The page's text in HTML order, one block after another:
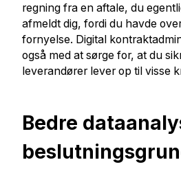
regning fra en aftale, du
afmeldt dig, fordi du havde
fornyelse. Digital
også med at sørge for, at du
leverandører lever op til visse
Bedre